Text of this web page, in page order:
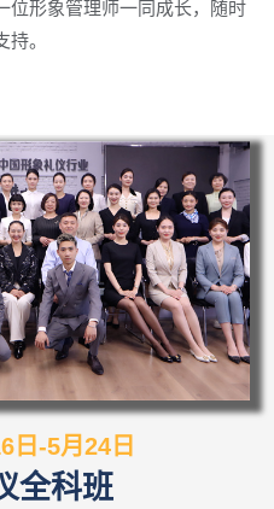
位形象管理师一同成长，随时
。
日-5月24日
全科班